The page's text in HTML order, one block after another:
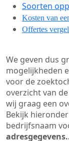
Soorten
Kosten van
Offertes
We geven dus
mogelijkheden
voor de
overzicht van
wij graag een
Bekijk
bedrijfsnaam